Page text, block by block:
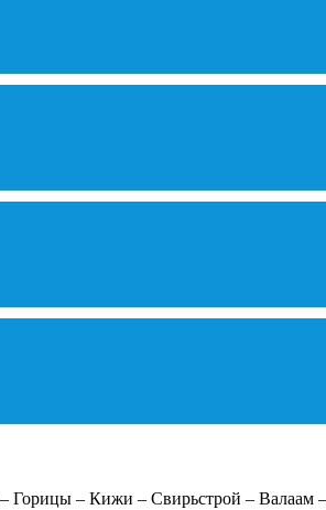
Горицы – Кижи – Свирьстрой – Валаам